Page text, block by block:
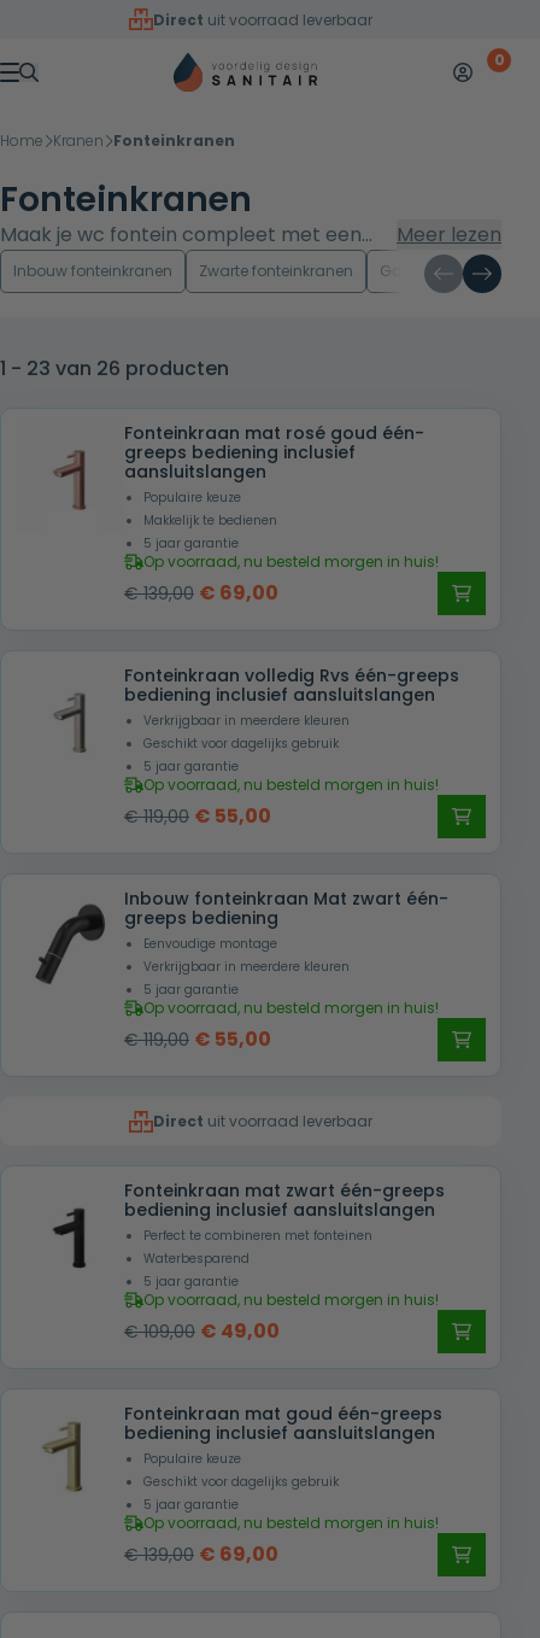
Overslaan naar inhoud
Direct uit voorraad leverbaar
Menu
Mijn 0
Home Kranen Fonteinkranen
Fonteinkranen
Maak je wc fontein compleet met een
design fonteinkraan die stijl en
gebruiksgemak combineert. Bij
greeps toiletkraanoplossingen in
populaire afwerkingen, inclusief
aansluitslangen. Op voorraad besteld is
morgen in huis, zodat je snel klaar bent.
Meer lezen
Inbouw fonteinkranen Zwarte fonteinkranen Gouden
1 - 23 van 26 producten
Fonteinkraan mat rosé goud één-
greeps bediening inclusief
aansluitslangen
Populaire keuze
Makkelijk te bedienen
5 jaar garantie
Op voorraad, nu besteld morgen in huis!
€139,00 Oorspronkelijke
was:
€ 139,00.
€ 69,00
is:
€ 69,00.
Fonteinkraan volledig Rvs één-greeps
bediening inclusief aansluitslangen
Verkrijgbaar in meerdere kleuren
Geschikt voor dagelijks gebruik
5 jaar garantie
Op voorraad, nu besteld morgen in huis!
€119,00 Oorspronkelijke
was:
€ 119,00.
€ 55,00
is:
€ 55,00.
Inbouw fonteinkraan Mat zwart één-
greeps bediening
Eenvoudige montage
Verkrijgbaar in meerdere kleuren
5 jaar garantie
Op voorraad, nu besteld morgen in huis!
€119,00 Oorspronkelijke
€ 119,00.
€ 55,00
€ 55,00.
Direct uit voorraad leverbaar
Fonteinkraan mat zwart één-greeps
bediening inclusief aansluitslangen
Perfect te combineren met fonteinen
Waterbesparend
5 jaar garantie
Op voorraad, nu besteld morgen in huis!
€109,00 Oorspronkelijke
was:
€ 109,00.
€ 49,00
is:
€ 49,00.
Fonteinkraan mat goud één-greeps
bediening inclusief aansluitslangen
Populaire keuze
Geschikt voor dagelijks gebruik
5 jaar garantie
Op voorraad, nu besteld morgen in huis!
€139,00 Oorspronkelijke
was:
€ 69,00
is: